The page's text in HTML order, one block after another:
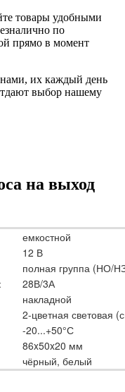
товары удобными
по
прямо в момент
их каждый день
выбор нашему
на выход
емкостной
12 В
полная группа (НО/
28В/3А
накладной
2-цветная световая
-20...+50°С
86x50x20 мм
чёрный, белый